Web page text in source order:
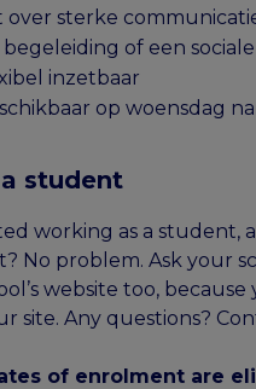
over sterke
begeleiding of een
inzetbaar
op woensdag
student
working as a student,
No problem. Ask your
website too,
site. Any questions?
of enrolment are